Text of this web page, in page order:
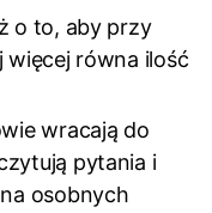
o to, aby przy
więcej równa ilość
wracają do
pytania i
osobnych